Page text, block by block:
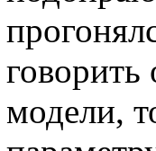
модели,